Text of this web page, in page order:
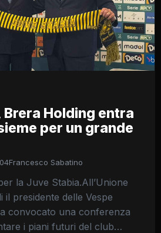
Holding entra
per un grande
Francesco Sabatino
la Juve Stabia.All’Unione
il presidente delle Vespe
convocato una conferenza
i piani futuri del club…